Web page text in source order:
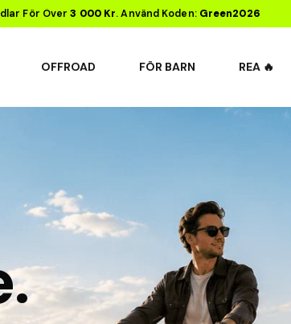
För Över3 000 Kr. Använd Koden: Green2026
OFFROAD FÖR BARN REA 🔥